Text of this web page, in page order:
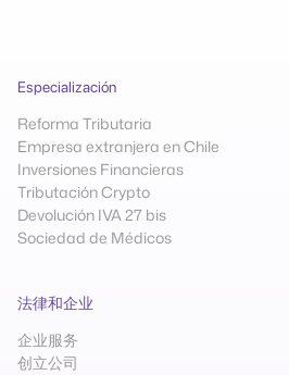
Especialización
Reforma Tributaria
Empresa extranjera en Chile
Inversiones Financieras
Tributación Crypto
Devolución IVA 27 bis
Sociedad de Médicos
法律和企业
企业服务
创立公司